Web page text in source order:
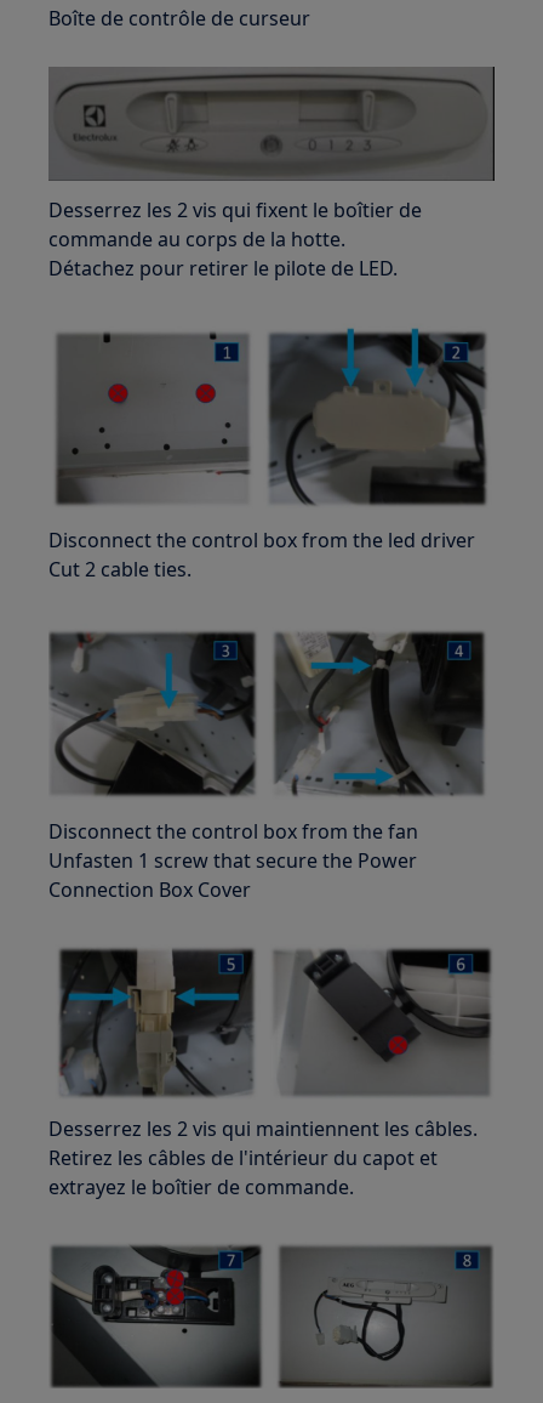
Boîte de contrôle de curseur
Desserrez les 2 vis qui fixent le boîtier de
commande au corps de la hotte.
Détachez pour retirer le pilote de LED.
Disconnect the control box from the led driver
Cut 2 cable ties.
Disconnect the control box from the fan
Unfasten 1 screw that secure the Power
Connection Box Cover
Desserrez les 2 vis qui maintiennent les câbles.
Retirez les câbles de l'intérieur du capot et
extrayez le boîtier de commande.